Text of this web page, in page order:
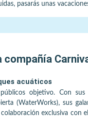
pasarás unas
compañía
acuáticos
objetivo. Con sus
(WaterWorks), sus
exclusiva con